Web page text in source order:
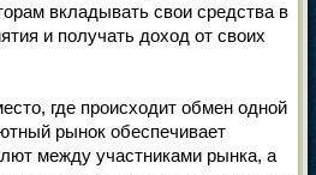
вкладывать свои средства в
и получать доход от своих
где происходит обмен одной
рынок обеспечивает
между участниками рынка, а